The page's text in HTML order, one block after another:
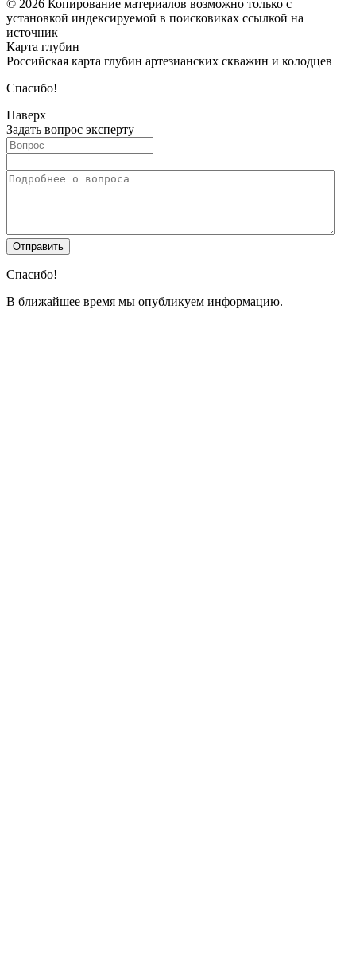
© 2026 Копирование материалов возможно только с
установкой индексируемой в поисковиках ссылкой на
источник
Карта глубин
Российская карта глубин артезианских скважин и колодцев
Спасибо!
Наверх
Задать вопрос эксперту
Спасибо!
В ближайшее время мы опубликуем информацию.